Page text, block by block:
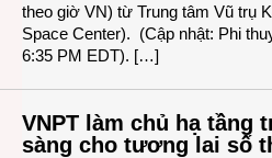
theo giờ VN) từ Trung tâm Vũ trụ
Space Center). (Cập nhật: Phi
6:35 PM EDT). […]
VNPT làm chủ hạ tầng
sàng cho tương lai số